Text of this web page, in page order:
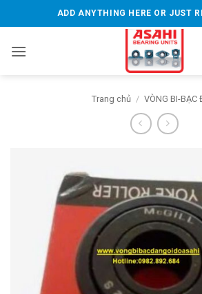
qua
dung
ADD ANYTHING HERE OR JUST
Trang chủ / VÒNG BI-BẠC